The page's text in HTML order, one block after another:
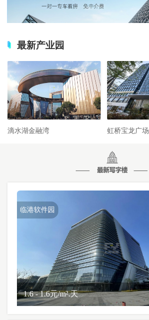
最新产业园
滴水湖金融湾 虹桥宝龙广场
临港软件园
1.6 - 1.6元/m².天